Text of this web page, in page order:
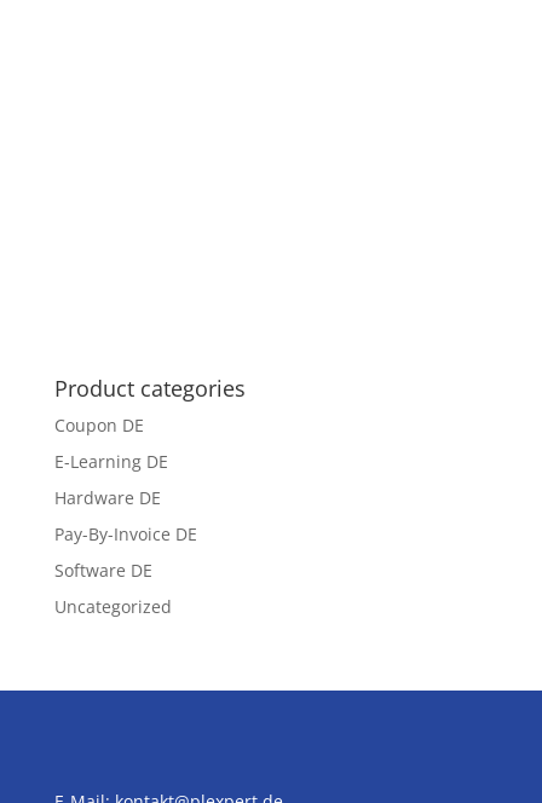
Product categories
Coupon DE
E-Learning DE
Hardware DE
Pay-By-Invoice DE
Software DE
Uncategorized